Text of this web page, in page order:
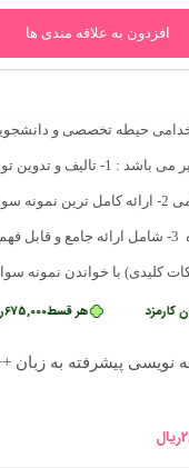
افزدون به علاقه مندی ها
هر قسط675,000ریال •
ریال